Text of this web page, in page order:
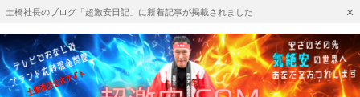
土橋社長のブログ「超激安日記」に新着記事が掲載されました